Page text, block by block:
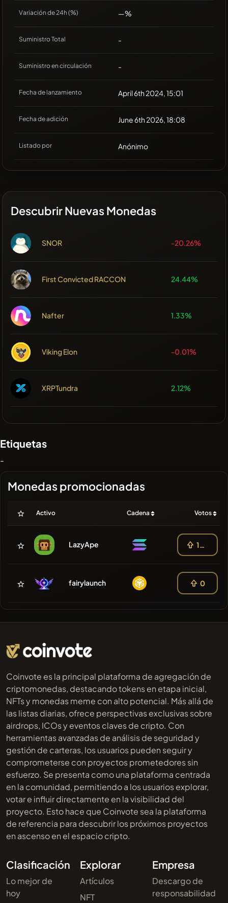
Variación de 24h (%) —%
Suministro Total -
Suministro en circulación -
Fecha de lanzamiento April 6th 2024, 15:01
Fecha de adición June 6th 2026, 18:08
Listado por Anónimo
Descubrir Nuevas Monedas
SNOR -20.26%
First Convicted RACCON 24.44%
Nafter 1.33%
Viking Elon -0.01%
XRPTundra 2.12%
Etiquetas
-
Monedas promocionadas
Activo Cadena Votos
LazyApe 100
fairylaunch 0
Coinvote es la principal plataforma de agregación de
criptomonedas, destacando tokens en etapa inicial,
NFTs y monedas meme con alto potencial. Más allá de
las listas diarias, ofrece perspectivas exclusivas sobre
airdrops, ICOs y eventos claves de cripto. Con
herramientas avanzadas de análisis de seguridad y
gestión de carteras, los usuarios pueden seguir y
comprometerse con proyectos prometedores sin
esfuerzo. Se presenta como una plataforma centrada
en la comunidad, permitiendo a los usuarios explorar,
votar e influir directamente en la visibilidad del
proyecto. Esto hace que Coinvote sea la plataforma
de referencia para descubrir los próximos proyectos
en ascenso en el espacio cripto.
Clasificación
Lo mejor de
hoy
Explorar
Artículos
NFT
Empresa
Descargo de
responsabilidad